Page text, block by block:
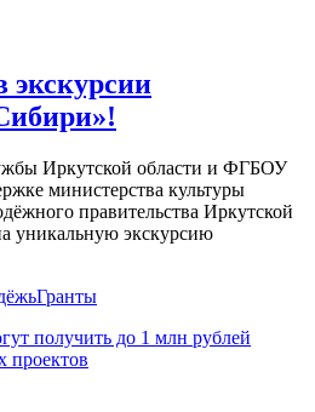
экскурсии
Иркутской области и ФГБОУ
министерства культуры
правительства Иркутской
уникальную экскурсию